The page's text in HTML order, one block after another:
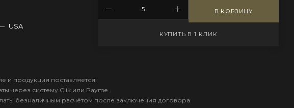
USA
В КОРЗИНУ
КУПИТЬ В 1 КЛИК
и продукция поставляется:
через систему Clik или Payme.
безналичным расчётом после заключения договора.